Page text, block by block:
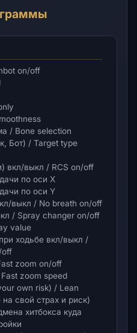
on/off
/ Bone selection
Бот) / Target type
вкл/выкл / RCS on/off
по оси X
по оси Y
выкл / No breath on/off
/ Spray changer on/off
value
ходьбе вкл/выкл /
off
zoom on/off
zoom speed
own risk) / Lean
свой страх и риск)
хитбокса куда